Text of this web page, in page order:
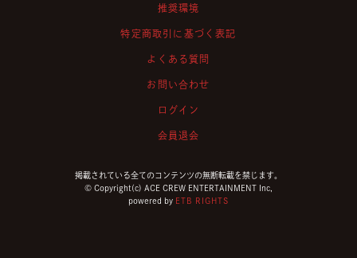
推奨環境
特定商取引に基づく表記
よくある質問
お問い合わせ
ログイン
会員退会
掲載されている全てのコンテンツの無断転載を禁じます。
© Copyright(c) ACE CREW ENTERTAINMENT Inc,
powered by ETB RIGHTS